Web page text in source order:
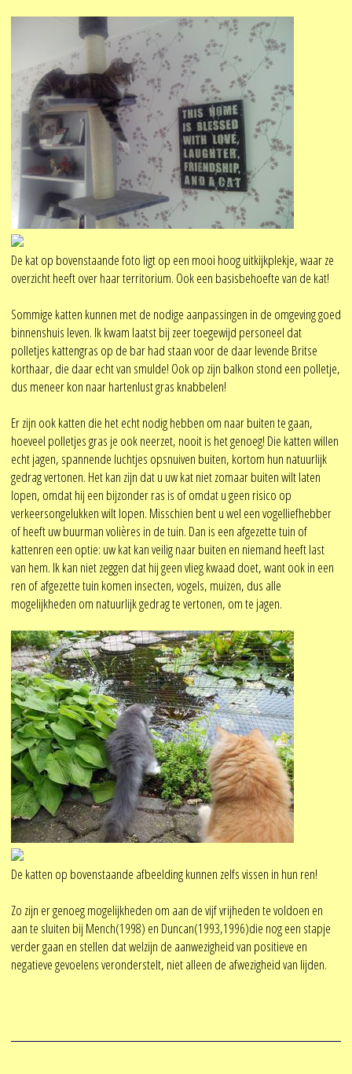
De kat op bovenstaande foto ligt op een mooi hoog uitkijkplekje, waar ze
overzicht heeft over haar territorium. Ook een basisbehoefte van de kat!
Sommige katten kunnen met de nodige aanpassingen in de omgeving goed
binnenshuis leven. Ik kwam laatst bij zeer toegewijd personeel dat
polletjes kattengras op de bar had staan voor de daar levende Britse
korthaar, die daar echt van smulde! Ook op zijn balkon stond een polletje,
dus meneer kon naar hartenlust gras knabbelen!
Er zijn ook katten die het echt nodig hebben om naar buiten te gaan,
hoeveel polletjes gras je ook neerzet, nooit is het genoeg! Die katten willen
echt jagen, spannende luchtjes opsnuiven buiten, kortom hun natuurlijk
gedrag vertonen. Het kan zijn dat u uw kat niet zomaar buiten wilt laten
lopen, omdat hij een bijzonder ras is of omdat u geen risico op
verkeersongelukken wilt lopen. Misschien bent u wel een vogelliefhebber
of heeft uw buurman volières in de tuin. Dan is een afgezette tuin of
kattenren een optie: uw kat kan veilig naar buiten en niemand heeft last
van hem. Ik kan niet zeggen dat hij geen vlieg kwaad doet, want ook in een
ren of afgezette tuin komen insecten, vogels, muizen, dus alle
mogelijkheden om natuurlijk gedrag te vertonen, om te jagen.
De katten op bovenstaande afbeelding kunnen zelfs vissen in hun ren!
Zo zijn er genoeg mogelijkheden om aan de vijf vrijheden te voldoen en
aan te sluiten bij Mench(1998) en Duncan(1993,1996)die nog een stapje
verder gaan en stellen dat welzijn de aanwezigheid van positieve en
negatieve gevoelens veronderstelt, niet alleen de afwezigheid van lijden.